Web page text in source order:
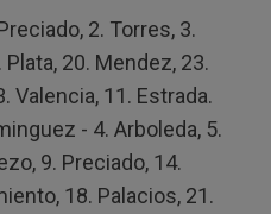
2. Torres, 3.
20. Mendez, 23.
Valencia, 11. Estrada.
- 4. Arboleda, 5.
9. Preciado, 14.
18. Palacios, 21.